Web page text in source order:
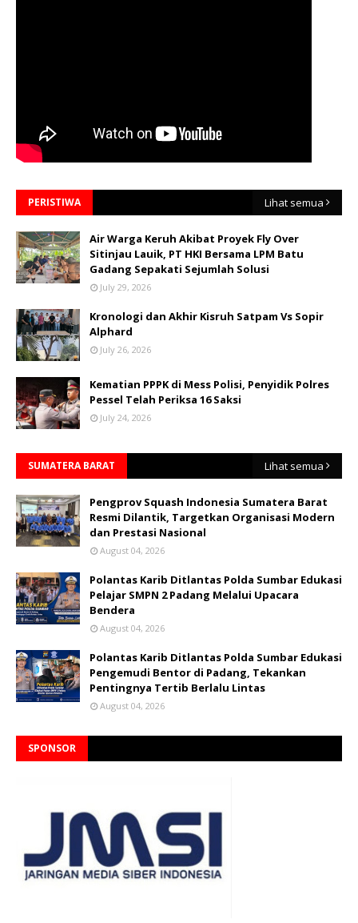
PERISTIWA Lihat semua
Air Warga Keruh Akibat Proyek Fly Over
Sitinjau Lauik, PT HKI Bersama LPM Batu
Gadang Sepakati Sejumlah Solusi
July 29, 2026
Kronologi dan Akhir Kisruh Satpam Vs Sopir
Alphard
July 26, 2026
Kematian PPPK di Mess Polisi, Penyidik Polres
Pessel Telah Periksa 16 Saksi
July 24, 2026
SUMATERA BARAT Lihat semua
Pengprov Squash Indonesia Sumatera Barat
Resmi Dilantik, Targetkan Organisasi Modern
dan Prestasi Nasional
August 04, 2026
Polantas Karib Ditlantas Polda Sumbar Edukasi
Pelajar SMPN 2 Padang Melalui Upacara
Bendera
August 04, 2026
Polantas Karib Ditlantas Polda Sumbar Edukasi
Pengemudi Bentor di Padang, Tekankan
Pentingnya Tertib Berlalu Lintas
August 04, 2026
SPONSOR